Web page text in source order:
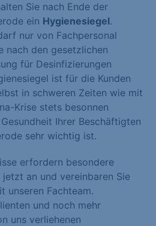
Sie nach Ende der
ein Hygienesiegel.
nur von Fachpersonal
nach den gesetzlichen
für Desinfizierungen
ist für die Kunden
in schweren Zeiten wie mit
Krise stets besonnen
Ihrer Beschäftigten
sehr wichtig ist.
erfordern besondere
jetzt an und vereinbaren Sie
unseren Fachteam.
und noch mehr
uns verliehenen